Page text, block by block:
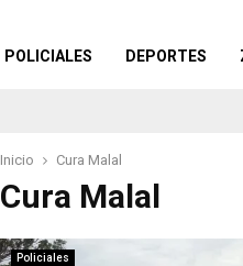
POLICIALES DEPORTES
Inicio Cura Malal
Cura Malal
Policiales